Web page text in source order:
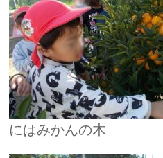
にはみかんの木